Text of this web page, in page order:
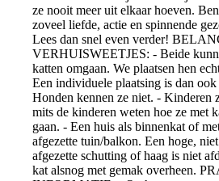
ze nooit meer uit elkaar hoeven.
zoveel liefde, actie en spinnende
Lees dan snel even verder!
VERHUISWEETJES: - Beide
katten omgaan. We plaatsen hen
Een individuele plaatsing is dan
Honden kennen ze niet. - Kinderen
mits de kinderen weten hoe ze met
gaan. - Een huis als binnenkat of
afgezette tuin/balkon. Een hoge,
afgezette schutting of haag is niet
kat alsnog met gemak overheen.